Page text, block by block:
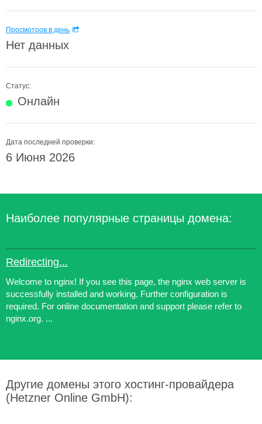
Просмотров в день
Нет данных
Статус:
Онлайн
Дата последней проверки:
6 Июня 2026
Наиболее популярные страницы домена:
Redirecting...
Welcome to nginx! If you see this page, the nginx web server is
successfully installed and working. Further configuration is
required. For online documentation and support please refer to
nginx.org. ...
Другие домены этого хостинг-провайдера
(Hetzner Online GmbH):